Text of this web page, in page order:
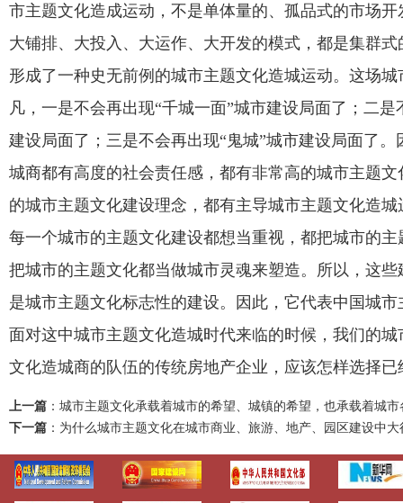
市主题文化造成运动，不是单体量的、孤品式的市场
大铺排、大投入、大运作、大开发的模式，都是集群
形成了一种史无前例的城市主题文化造城运动。这场
凡，一是不会再出现“千城一面”城市建设局面了；二是
建设局面了；三是不会再出现“鬼城”城市建设局面了
城商都有高度的社会责任感，都有非常高的城市主题
的城市主题文化建设理念，都有主导城市主题文化造
每一个城市的主题文化建设都想当重视，都把城市的
把城市的主题文化都当做城市灵魂来塑造。所以，这
是城市主题文化标志性的建设。因此，它代表中国城
面对这中城市主题文化造城时代来临的时候，我们的
文化造城商的队伍的传统房地产企业，应该怎样选择
上一篇 ： 城市主题文化承载着城市的希望、城镇的希望，也承载着城
下一篇 ： 为什么城市主题文化在城市商业、旅游、地产、园区建设中大